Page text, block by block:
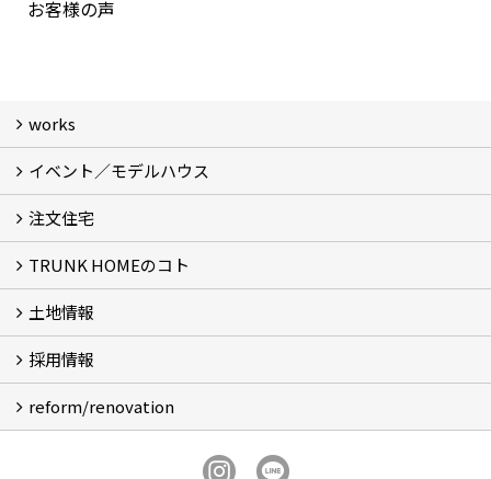
お客様の声
works
Photo Gallery
現場レポート
Room Tour
イベント／モデルハウス
イベント
TRUNK TOYOTA MODEL
TRUNK NAGOYA MODEL
イベントレポート
注文住宅
コンセプト
基本性能
お客様の声
保証制度
TRUNK HOMEのコト
会社概要
スタッフ紹介
アクセス
プライバシーポリシー
ブログ
土地情報
土地情報
採用情報
施工管理募集
不動産営業事務募集
事務スタッフ募集
不動産営業募集
リフォーム営業＋施工
広報スタッフ募集
reform/renovation